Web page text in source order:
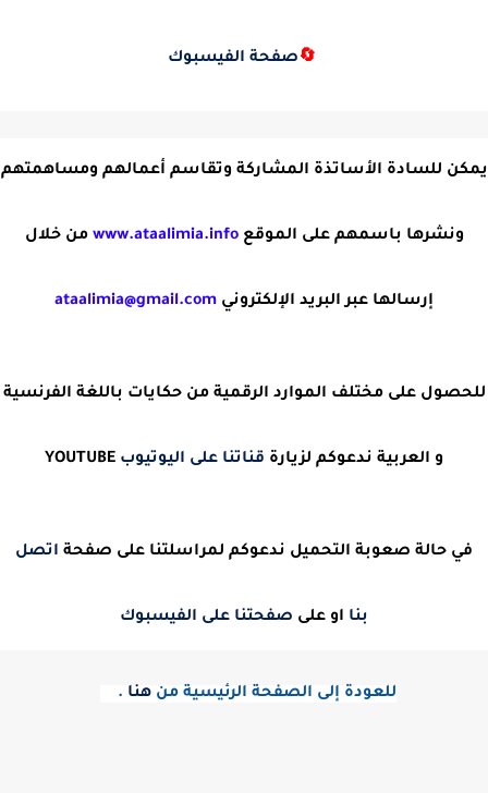
🔄صفحة الفيسبوك
يمكن للسادة الأساتذة المشاركة وتقاسم أعمالهم ومساهمتهم
ونشرها باسمهم على الموقعwww.ataalimia.info من خلال
إرسالها عبر البريد الإلكتروني ataalimia@gmail.com
للحصول على مختلف الموارد الرقمية من حكايات باللغة الفرنسية
و العربية ندعوكم لزيارة قناتنا على اليوتيوب
في حالة صعوبة التحميل ندعوكم لمراسلتنا على صفحة اتصل
بنا او على صفحتنا على الفيسبوك
للعودة إلى الصفحة الرئيسية من هنا .